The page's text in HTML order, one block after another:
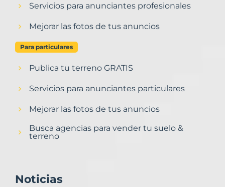
Servicios para anunciantes profesionales
Mejorar las fotos de tus anuncios
Para particulares
Publica tu terreno GRATIS
Servicios para anunciantes particulares
Mejorar las fotos de tus anuncios
Busca agencias para vender tu suelo &
terreno
Noticias